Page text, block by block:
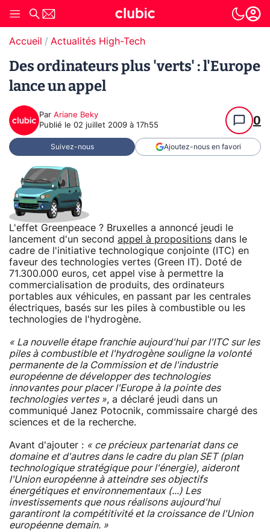
Accueil Actualités High-Tech
Des ordinateurs plus 'verts' : l'Europe
lance un appel
Par Ariane Beky
Publié le 02 juillet 2009 à 17h55 0
Suivez-nous Ajoutez-nous en favori
L'effet Greenpeace ? Bruxelles a annoncé jeudi le
lancement d'un second appel à propositions dans le
cadre de l'initiative technologique conjointe (ITC) en
faveur des technologies vertes (Green IT). Doté de
71.300.000 euros, cet appel vise à permettre la
commercialisation de produits, des ordinateurs
portables aux véhicules, en passant par les centrales
électriques, basés sur les piles à combustible ou les
technologies de l'hydrogène.
« La nouvelle étape franchie aujourd'hui par l'ITC sur les
piles à combustible et l'hydrogène souligne la volonté
permanente de la Commission et de l'industrie
européenne de développer des technologies
innovantes pour placer l'Europe à la pointe des
technologies vertes », a déclaré jeudi dans un
communiqué Janez Potocnik, commissaire chargé des
sciences et de la recherche.
Avant d'ajouter : « ce précieux partenariat dans ce
domaine et d'autres dans le cadre du plan SET (plan
technologique stratégique pour l'énergie), aideront
l'Union européenne à atteindre ses objectifs
énergétiques et environnementaux (...) Les
investissements que nous réalisons aujourd'hui
garantiront la compétitivité et la croissance de l'Union
européenne demain. »